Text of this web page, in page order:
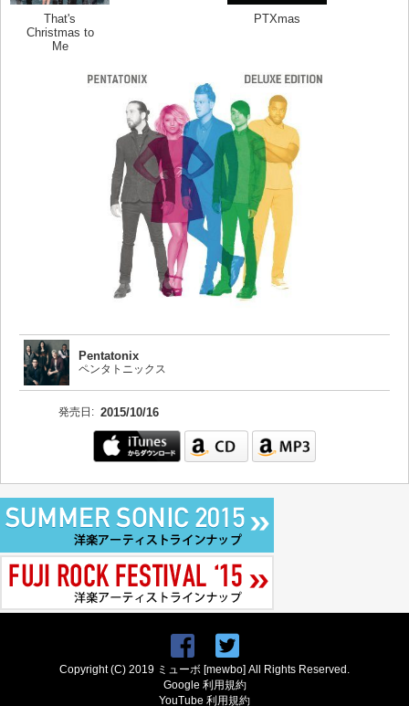
That's
Christmas to
Me
PTXmas
Pentatonix
ペンタトニックス
発売日: 2015/10/16
Copyright (C) 2019 ミューボ [mewbo] All Rights Reserved.
Google 利用規約
YouTube 利用規約